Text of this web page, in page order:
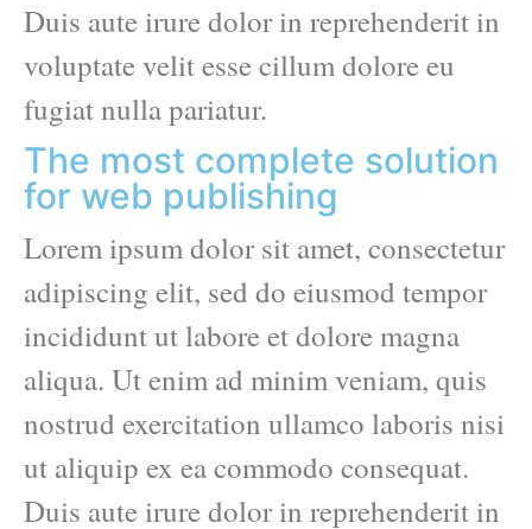
Duis aute irure dolor in reprehenderit in
voluptate velit esse cillum dolore eu
fugiat nulla pariatur.
The most complete solution
for web publishing
Lorem ipsum dolor sit amet, consectetur
adipiscing elit, sed do eiusmod tempor
incididunt ut labore et dolore magna
aliqua. Ut enim ad minim veniam, quis
nostrud exercitation ullamco laboris nisi
ut aliquip ex ea commodo consequat.
Duis aute irure dolor in reprehenderit in